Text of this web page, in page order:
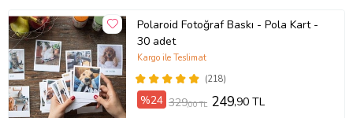
Polaroid Fotoğraf Baskı - Pola Kart -
30 adet
(218)
Kargo ile Teslimat
%24 329,00 TL 249,90 TL